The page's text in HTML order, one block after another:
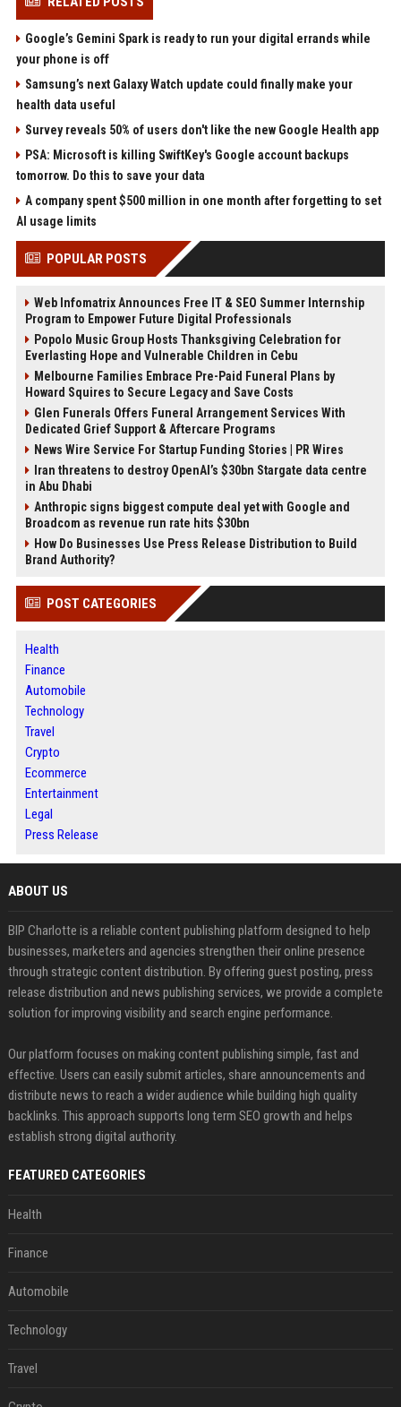
Google’s Gemini Spark is ready to run your digital errands while
your phone is off
Samsung’s next Galaxy Watch update could finally make your
health data useful
Survey reveals 50% of users don't like the new Google Health app
PSA: Microsoft is killing SwiftKey's Google account backups
tomorrow. Do this to save your data
A company spent $500 million in one month after forgetting to set
AI usage limits
POPULAR POSTS
Web Infomatrix Announces Free IT & SEO Summer Internship
Program to Empower Future Digital Professionals
Popolo Music Group Hosts Thanksgiving Celebration for
Everlasting Hope and Vulnerable Children in Cebu
Melbourne Families Embrace Pre-Paid Funeral Plans by
Howard Squires to Secure Legacy and Save Costs
Glen Funerals Offers Funeral Arrangement Services With
Dedicated Grief Support & Aftercare Programs
News Wire Service For Startup Funding Stories | PR Wires
Iran threatens to destroy OpenAI’s $30bn Stargate data centre
in Abu Dhabi
Anthropic signs biggest compute deal yet with Google and
Broadcom as revenue run rate hits $30bn
How Do Businesses Use Press Release Distribution to Build
Brand Authority?
POST CATEGORIES
Health
Finance
Automobile
Technology
Travel
Crypto
Ecommerce
Entertainment
Legal
Press Release
ABOUT US
BIP Charlotte is a reliable content publishing platform designed to help
businesses, marketers and agencies strengthen their online presence
through strategic content distribution. By offering guest posting, press
release distribution and news publishing services, we provide a complete
solution for improving visibility and search engine performance.
Our platform focuses on making content publishing simple, fast and
effective. Users can easily submit articles, share announcements and
distribute news to reach a wider audience while building high quality
backlinks. This approach supports long term SEO growth and helps
establish strong digital authority.
FEATURED CATEGORIES
Health
Finance
Automobile
Technology
Travel